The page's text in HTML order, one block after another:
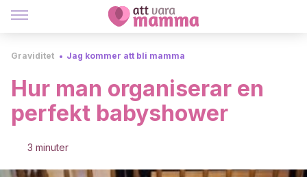
Graviditet Jag kommer att bli mamma
Hur man organiserar en
perfekt babyshower
3 minuter